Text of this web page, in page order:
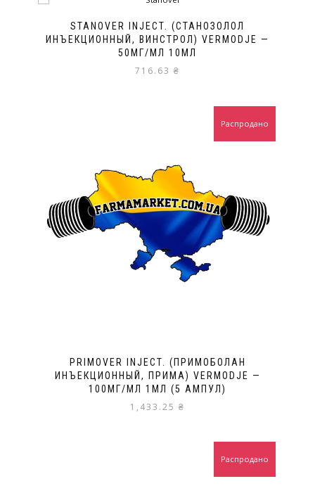
STANOVER INJECT. (СТАНОЗОЛОЛ
ИНЪЕКЦИОННЫЙ, ВИНСТРОЛ) VERMODJE —
50МГ/МЛ 10МЛ
716.63 ₴
PRIMOVER INJECT. (ПРИМОБОЛАН
ИНЪЕКЦИОННЫЙ, ПРИМА) VERMODJE —
100МГ/МЛ 1МЛ (5 АМПУЛ)
1,433.25 ₴
Распродано
Распродано